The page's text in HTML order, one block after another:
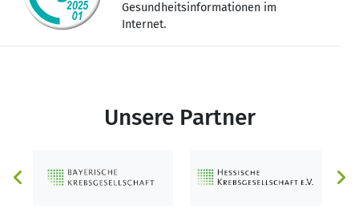
Gesundheitsinformationen im
Internet.
Unsere Partner